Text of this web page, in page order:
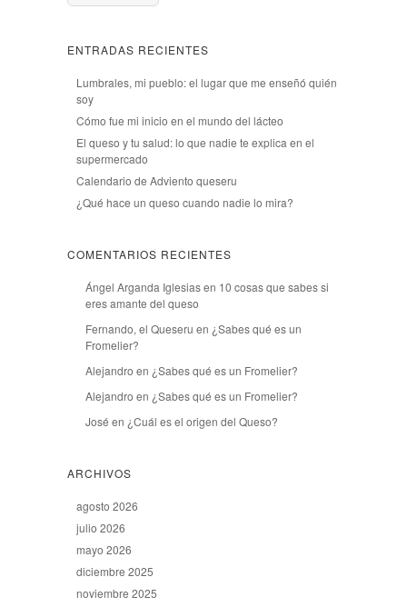
ENTRADAS RECIENTES
Lumbrales, mi pueblo: el lugar que me enseñó quién
soy
Cómo fue mi inicio en el mundo del lácteo
El queso y tu salud: lo que nadie te explica en el
supermercado
Calendario de Adviento queseru
¿Qué hace un queso cuando nadie lo mira?
COMENTARIOS RECIENTES
Ángel Arganda Iglesiasen 10 cosas que sabes si
eres amante del queso
Fernando, el Queseru en ¿Sabes qué es un
Fromelier?
Alejandro en ¿Sabes qué es un Fromelier?
Alejandro en ¿Sabes qué es un Fromelier?
José en ¿Cuál es el origen del Queso?
ARCHIVOS
agosto 2026
julio 2026
mayo 2026
diciembre 2025
noviembre 2025